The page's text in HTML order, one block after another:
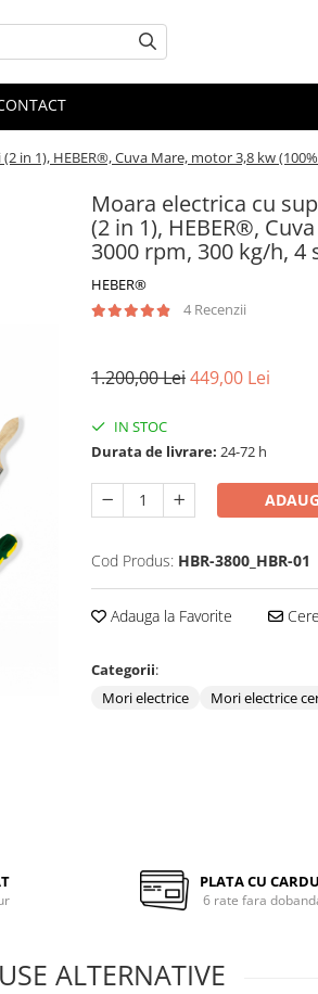
1), HEBER®, Cuva Mare, motor 3,8 kw
Moara electrica cu
(2 in 1), HEBER®,
3000 rpm, 300 kg/h, 4
HEBER®
4 Recenzii
1.200,00 Lei449,00 Lei
IN STOC
Durata de livrare: 24-72 h
Cod Produs: HBR-3800_HBR-01
Adauga la Favorite
Categorii:
Mori electrice
Mori electrice
PLATA CU
6 rate fara
ALTERNATIVE